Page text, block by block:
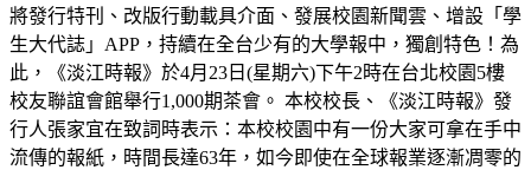
將發行特刊、改版行動載具介面、發展校園新聞雲、增設「學
生大代誌」APP，持續在全台少有的大學報中，獨創特色！為
此，《淡江時報》於4月23日(星期六)下午2時在台北校園5樓
校友聯誼會館舉行1,000期茶會。 本校校長、《淡江時報》發
行人張家宜在致詞時表示：本校校園中有一份大家可拿在手中
流傳的報紙，時間長達63年，如今即使在全球報業逐漸凋零的